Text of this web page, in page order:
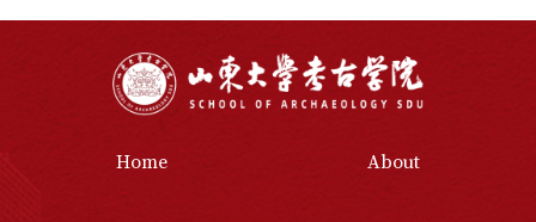
Home About